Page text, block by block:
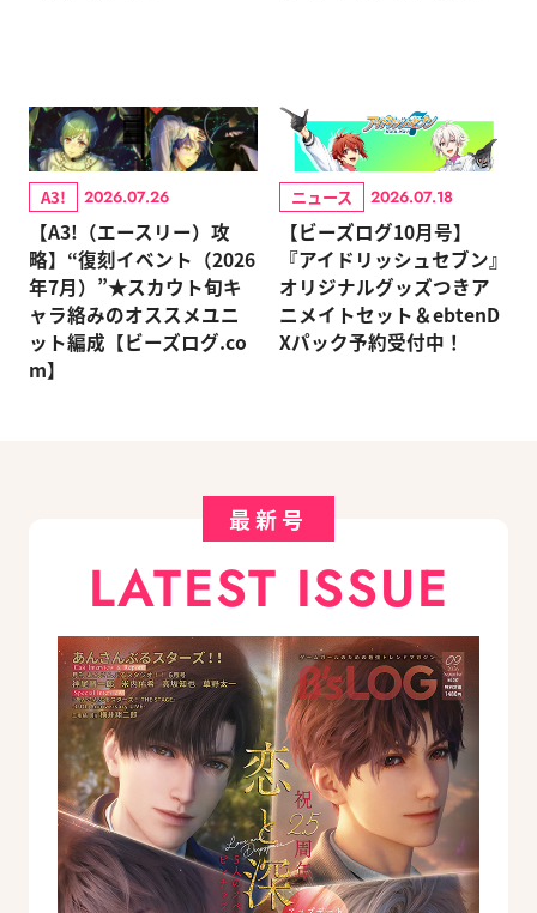
A3! 2026.07.26
【A3!（エースリー）攻
略】“復刻イベント（2026
年7月）”★スカウト旬キ
ャラ絡みのオススメユニ
ット編成【ビーズログ.co
m】
ニュース 2026.07.18
【ビーズログ10月号】
『アイドリッシュセブン』
オリジナルグッズつきア
ニメイトセット＆ebtenD
Xパック予約受付中！
最新号
LATEST ISSUE